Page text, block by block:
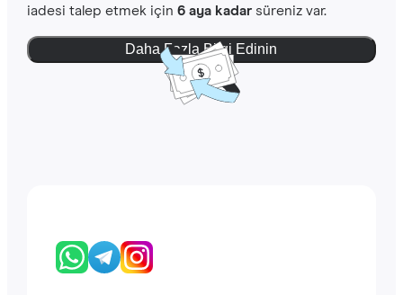
iadesi talep etmek için 6 aya kadarsüreniz var.
Daha Fazla Bilgi Edinin